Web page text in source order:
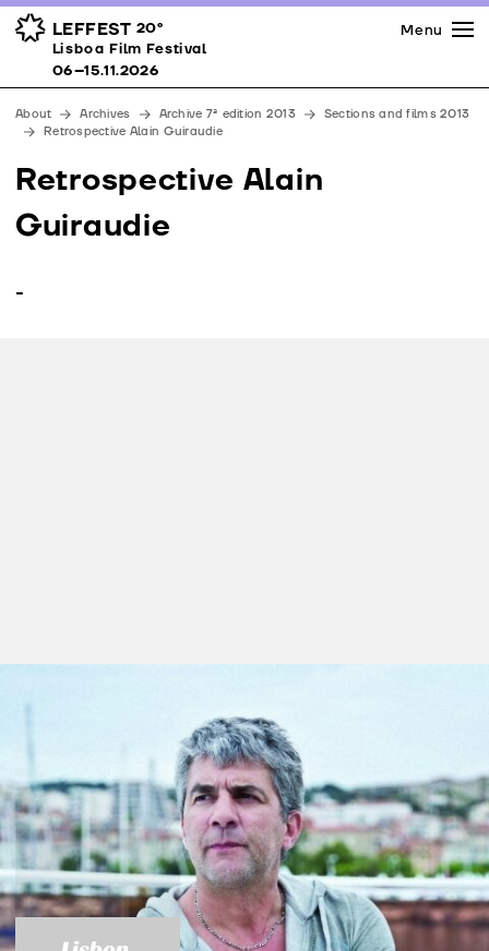
LEFFEST 20º
Lisboa Film Festival 06–15.11.2026
Awards
Venues
Partners
Team
Downloads
Menu
Lisboa Film Festival
06–15.11.2026
About Archives Archive 7ª edition 2013
Sections and films 2013
Retrospective Alain Guiraudie
Retrospective Alain
Guiraudie
-
Films in this section
O Desconhecido do
Lago
by Alain Resnais